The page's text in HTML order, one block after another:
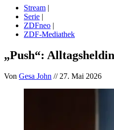
Stream |
Serie |
ZDFneo |
ZDF-Mediathek
„Push“:
Von Gesa John // 27. Mai 2026